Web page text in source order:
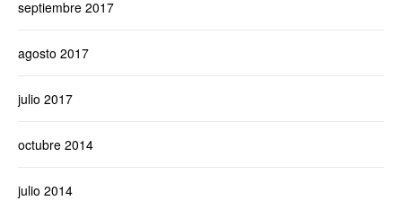
septiembre 2017
agosto 2017
julio 2017
octubre 2014
julio 2014